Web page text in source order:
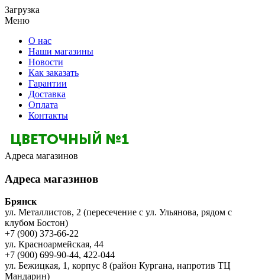
Загрузка
Меню
О нас
Наши магазины
Новости
Как заказать
Гарантии
Доставка
Оплата
Контакты
Адреса магазинов
Адреса магазинов
Брянск
ул. Металлистов, 2 (пересечение с ул. Ульянова, рядом с
клубом Бостон)
+7 (900) 373-66-22
ул. Красноармейская, 44
+7 (900) 699-90-44, 422-044
ул. Бежицкая, 1, корпус 8 (район Кургана, напротив ТЦ
Мандарин)